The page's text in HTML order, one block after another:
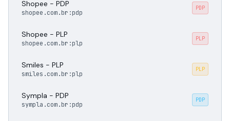
Shopee - PDP
shopee.com.br:pdp
PDP
Shopee - PLP
shopee.com.br:plp
PLP
Smiles - PLP
smiles.com.br:plp
PLP
Sympla - PDP
sympla.com.br:pdp
PDP